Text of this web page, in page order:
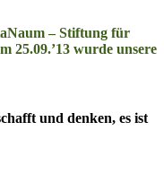
– Stiftung für
25.09.’13 wurde unsere
und denken, es ist